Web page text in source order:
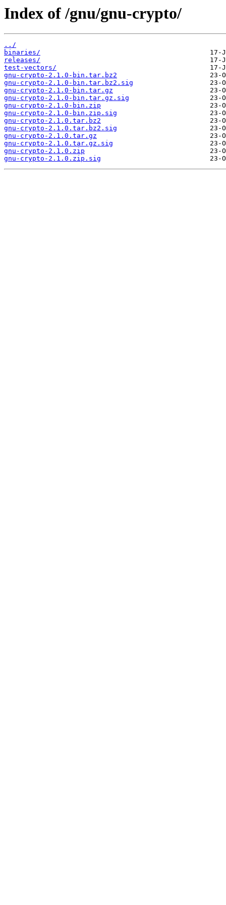
Index of /gnu/gnu-crypto/
../
binaries/
releases/
test-vectors/
gnu-crypto-2.1.0-bin.tar.bz2
gnu-crypto-2.1.0-bin.tar.bz2.sig
gnu-crypto-2.1.0-bin.tar.gz
gnu-crypto-2.1.0-bin.tar.gz.sig
gnu-crypto-2.1.0-bin.zip
gnu-crypto-2.1.0-bin.zip.sig
gnu-crypto-2.1.0.tar.bz2
gnu-crypto-2.1.0.tar.bz2.sig
gnu-crypto-2.1.0.tar.gz
gnu-crypto-2.1.0.tar.gz.sig
gnu-crypto-2.1.0.zip
gnu-crypto-2.1.0.zip.sig